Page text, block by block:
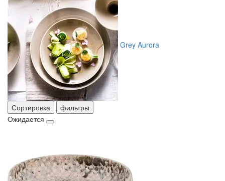
Grey Aurora
Сортировка
фильтры
Ожидается